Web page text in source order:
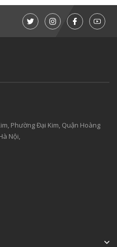
Phường Đại Kim, Quận Hoàng
Nội,